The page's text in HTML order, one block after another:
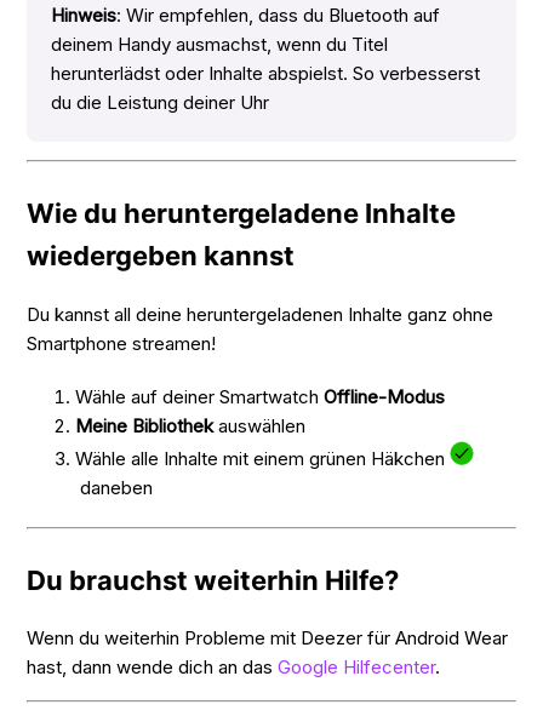
Hinweis: Wir empfehlen, dass du Bluetooth auf
deinem Handy ausmachst, wenn du Titel
herunterlädst oder Inhalte abspielst. So verbesserst
du die Leistung deiner Uhr
Wie du heruntergeladene Inhalte
wiedergeben kannst
Du kannst all deine heruntergeladenen Inhalte ganz ohne
Smartphone streamen!
Wähle auf deiner SmartwatchOffline-Modus
Meine Bibliothekauswählen
Wähle alle Inhalte mit einem grünen Häkchen
daneben
Du brauchst weiterhin Hilfe?
Wenn du weiterhin Probleme mit Deezer für Android Wear
hast, dann wende dich an dasGoogle Hilfecenter.